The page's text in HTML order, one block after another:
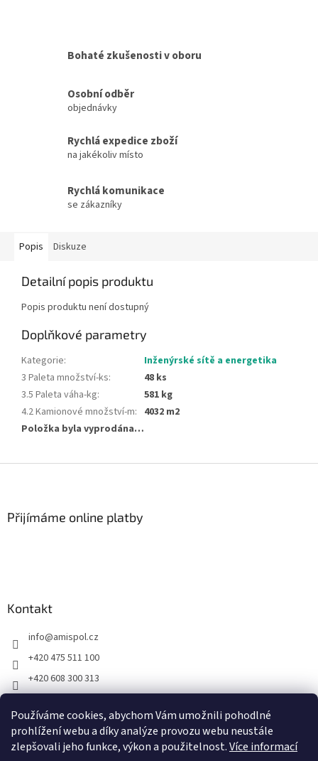
Používáme cookies, abychom Vám umožnili pohodlné
prohlížení webu a díky analýze provozu webu neustále
zlepšovali jeho funkce, výkon a použitelnost.Více informací
Bohaté zkušenosti v oboru
Osobní odběr
objednávky
Rychlá expedice zboží
na jakékoliv místo
Rychlá komunikace
se zákazníky
Popis Diskuze
Detailní popis produktu
Popis produktu není dostupný
Doplňkové parametry
Kategorie:
Inženýrské sítě a energetika
3 Paleta množství-ks:
48 ks
3.5 Paleta váha-kg:
581 kg
4.2 Kamionové množství-m: 4032 m2
Položka byla vyprodána…
Přijímáme online platby
Kontakt
info@amispol.cz
+420 475 511 100
+420 608 300 313
Ukázky instalace AMISPOL Skrytého obrubníku